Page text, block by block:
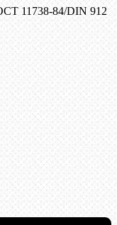
11738-84/DIN 912